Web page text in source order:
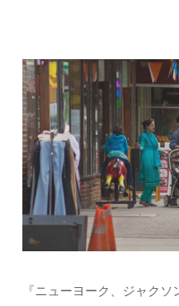
『ニューヨーク、ジャクソ